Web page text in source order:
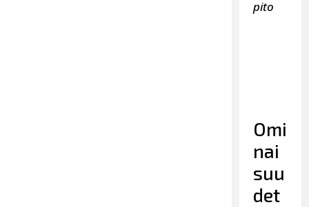
pito
Omi
nai
suu
det